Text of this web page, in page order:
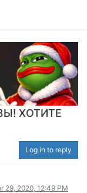
ХОТИТЕ
Log in to reply
29, 2020, 12:49 PM